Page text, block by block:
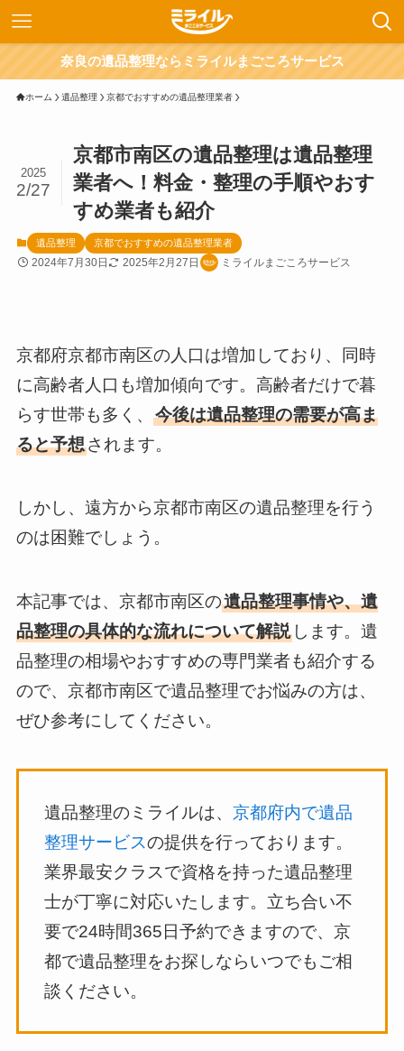
奈良の遺品整理ならミライルまごころサービス
ホーム 遺品整理 京都でおすすめの遺品整理業者
京都市南区の遺品整理は遺品整理
業者へ！料金・整理の手順やおす
すめ業者も紹介
2025
2/27
遺品整理 京都でおすすめの遺品整理業者
2024年7月30日 2025年2月27日 ミライルまごころサービス
京都府京都市南区の人口は増加しており、同時
に高齢者人口も増加傾向です。高齢者だけで暮
らす世帯も多く、 今後は遺品整理の需要が高ま
ると予想されます。
しかし、遠方から京都市南区の遺品整理を行う
のは困難でしょう。
本記事では、京都市南区の遺品整理事情や、遺
品整理の具体的な流れについて解説します。遺
品整理の相場やおすすめの専門業者も紹介する
ので、京都市南区で遺品整理でお悩みの方は、
ぜひ参考にしてください。
遺品整理のミライルは、京都府内で遺品
整理サービスの提供を行っております。
業界最安クラスで資格を持った遺品整理
士が丁寧に対応いたします。立ち合い不
要で24時間365日予約できますので、京
都で遺品整理をお探しならいつでもご相
談ください。